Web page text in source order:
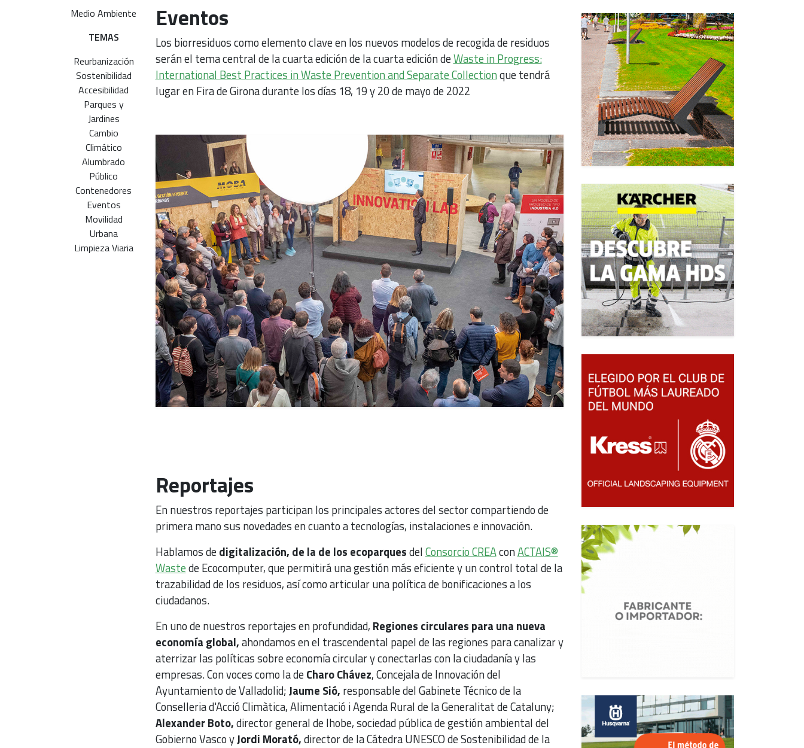
Medio Ambiente
TEMAS
Reurbanización
Sostenibilidad
Accesibilidad
Parques y
Jardines
Cambio
Climático
Alumbrado
Público
Contenedores
Eventos
Movilidad
Urbana
Limpieza Viaria
Eventos
Los biorresiduos como elemento clave en los nuevos modelos de recogida de residuos
serán el tema central de la cuarta edición de la cuarta edición deWaste in Progress:
International Best Practices in Waste Prevention and Separate Collectionque tendrá
lugar en Fira de Girona durante los días 18, 19 y 20 de mayo de 2022
Reportajes
En nuestros reportajes participan los principales actores del sector compartiendo de
primera mano sus novedades en cuanto a tecnologías, instalaciones e innovación.
Hablamos dedigitalización, de la de los ecoparquesdelConsorcio CREAconACTAIS®
Wastede Ecocomputer, que permitirá una gestión más eficiente y un control total de la
trazabilidad de los residuos, así como articular una política de bonificaciones a los
ciudadanos.
En uno de nuestros reportajes en profundidad, Regiones circulares para una nueva
economía global,ahondamos en el trascendental papel de las regiones para canalizar y
aterrizar las políticas sobre economía circular y conectarlas con la ciudadanía y las
empresas. Con voces como la deCharo Chávez, Concejala de Innovación del
Ayuntamiento de Valladolid;Jaume Sió, responsable del Gabinete Técnico de la
Conselleria d'Acció Climàtica, Alimentació i Agenda Rural de la Generalitat de Cataluny;
Alexander Boto,director general de Ihobe, sociedad pública de gestión ambiental del
Gobierno Vasco yJordi Morató,director de la Cátedra UNESCO de Sostenibilidad de la